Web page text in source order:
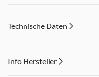
Technische Daten
Info Hersteller